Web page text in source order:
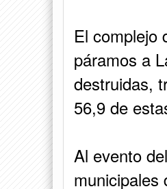
El complejo
páramos a
destruidas,
56,9 de
Al evento
municipales